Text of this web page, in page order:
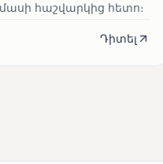
հաշվարկից հետո։
Դիտել